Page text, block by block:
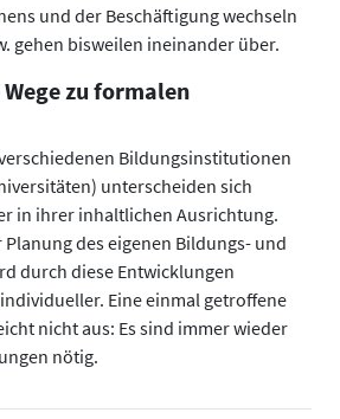
und der Beschäftigung wechseln
gehen bisweilen ineinander über.
zu formalen
Bildungsinstitutionen
unterscheiden sich
in ihrer inhaltlichen Ausrichtung.
Planung des eigenen Bildungs- und
durch diese Entwicklungen
Eine einmal getroffene
nicht aus: Es sind immer wieder
nötig.​​​​​​​